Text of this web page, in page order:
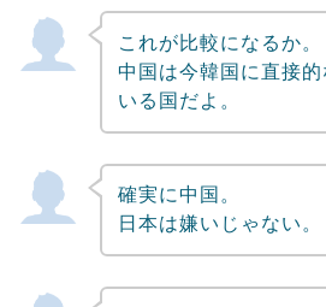
これが比較になるか。
中国は今韓国に直接
いる国だよ。
確実に中国。
日本は嫌いじゃない。